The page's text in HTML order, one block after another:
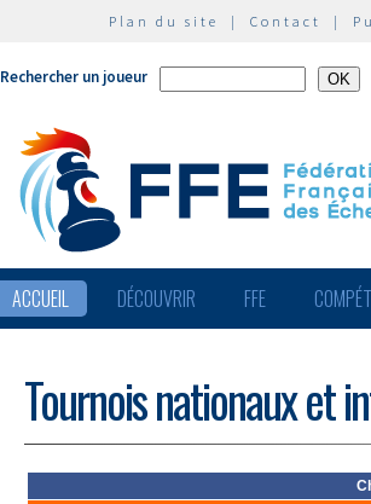
Plan du site | Contact |
Rechercher un joueur
ACCUEIL DÉCOUVRIR FFE
Tournois nationaux et